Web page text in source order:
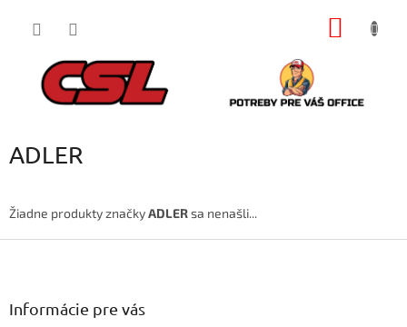
ADLER
Žiadne produkty značkyADLERsa nenašli...
Z
Informácie pre vás